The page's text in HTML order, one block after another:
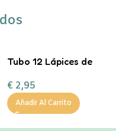
Tubo 12 Lápices de
€ 2,95
Añadir Al Carrito